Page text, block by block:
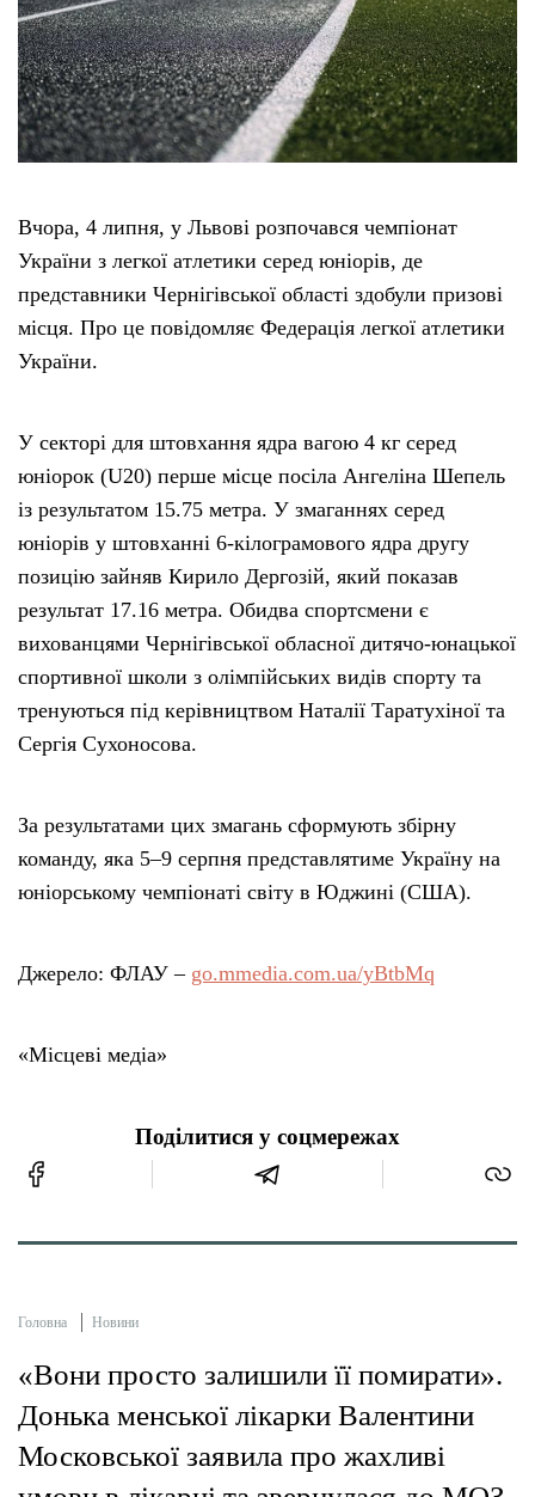
Вчора, 4 липня, у Львові розпочався чемпіонат
України з легкої атлетики серед юніорів, де
представники Чернігівської області здобули призові
місця. Про це повідомляє Федерація легкої атлетики
України.
У секторі для штовхання ядра вагою 4 кг серед
юніорок (U20) перше місце посіла Ангеліна Шепель
із результатом 15.75 метра. У змаганнях серед
юніорів у штовханні 6-кілограмового ядра другу
позицію зайняв Кирило Дергозій, який показав
результат 17.16 метра. Обидва спортсмени є
вихованцями Чернігівської обласної дитячо-юнацької
спортивної школи з олімпійських видів спорту та
тренуються під керівництвом Наталії Таратухіної та
Сергія Сухоносова.
За результатами цих змагань сформують збірну
команду, яка 5–9 серпня представлятиме Україну на
юніорському чемпіонаті світу в Юджині (США).
Джерело: ФЛАУ – go.mmedia.com.ua/yBtbMq
«Місцеві медіа»
Поділитися у соцмережах
Головна Новини
«Вони просто залишили її помирати».
Донька менської лікарки Валентини
Московської заявила про жахливі